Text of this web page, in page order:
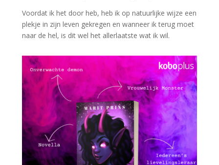
Voordat ik het door heb, heb ik op natuurlijke wijze een
plekje in zijn leven gekregen en wanneer ik terug moet
naar de hel, is dit wel het allerlaatste wat ik wil.